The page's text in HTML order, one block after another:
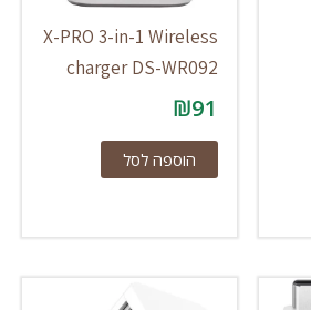
X-PRO 3-in-1 Wireless
charger DS-WR092
₪91
הוספה לסל